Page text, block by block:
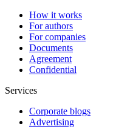
How it works
For authors
For companies
Documents
Agreement
Confidential
Services
Corporate blogs
Advertising